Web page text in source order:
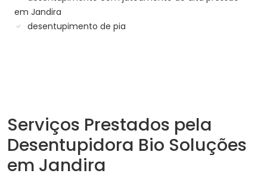
em Jandira
desentupimento de pia
Serviços Prestados pela
Desentupidora Bio Soluções
em Jandira